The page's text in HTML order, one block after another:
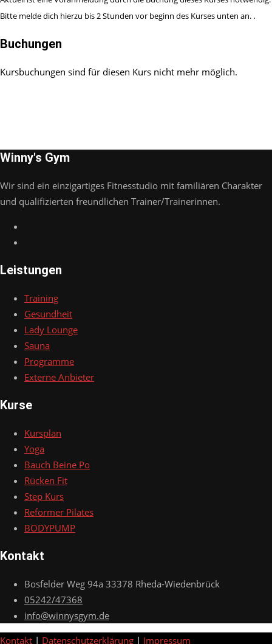
Bitte melde dich hierzu bis 2 Stunden vor beginn des Kurses unten an. .
Buchungen
Kursbuchungen sind für diesen Kurs nicht mehr möglich.
Winny's Gym
Wir sind ein einzigartiges Fitnesstudio mit familiären Charakter
und qualifizierten freundlichen Trainer/Trainerinnen.
Leistungen
Training
Gesundheit
Lady Lounge
Sauna
Programme
Externe Anbieter
Kurse
Kursplan
Yoga
Bauch Beine Po
Rücken Fit
Step Kurs
Reformer Pilates
BODYPUMP
Kontakt
Bosfelder Weg 94a 33378 Rheda-Wiedenbrück
05242/47368
info@winnysgym.de
Kontakt | Datenschutzerklärung | Impressum